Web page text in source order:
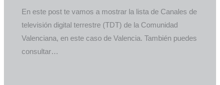
En este post te vamos a mostrar la lista de Canales de
televisión digital terrestre (TDT) de la Comunidad
Valenciana, en este caso de Valencia. También puedes
consultar…